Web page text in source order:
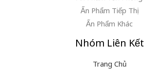
Ấn Phẩm Tiếp Thị
Ấn Phẩm Khác
Nhóm Liên Kết
Trang Chủ